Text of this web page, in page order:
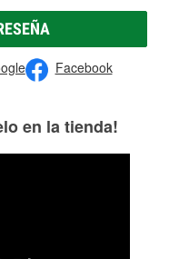
Facebook
en la tienda!